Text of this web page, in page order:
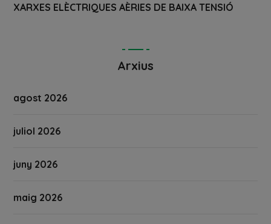
XARXES ELÈCTRIQUES AÈRIES DE BAIXA TENSIÓ
Arxius
agost 2026
juliol 2026
juny 2026
maig 2026